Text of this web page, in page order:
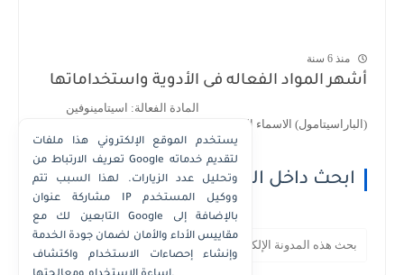
منذ 6 سنة
أشهر المواد الفعاله فى الأدوية واستخداماتها
المادة الفعالة: اسيتامينوفين
(الباراسيتامول) الاسماء التجارية : 1- اسيتامينوف...
ابحث داخل الموقع
يستخدم الموقع الإلكتروني هذا ملفات
تعريف الارتباط من Google لتقديم خدماته
وتحليل عدد الزيارات. لهذا السبب تتم
مشاركة عنوان IP ووكيل المستخدم
التابعين لك مع Google بالإضافة إلى
مقاييس الأداء والأمان لضمان جودة الخدمة
وإنشاء إحصاءات الاستخدام واكتشاف